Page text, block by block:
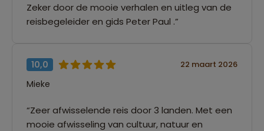
Zeker door de mooie verhalen en uitleg van de
reisbegeleider en gids Peter Paul .”
10,0 22 maart 2026
Mieke
“Zeer afwisselende reis door 3 landen. Met een
mooie afwisseling van cultuur, natuur en